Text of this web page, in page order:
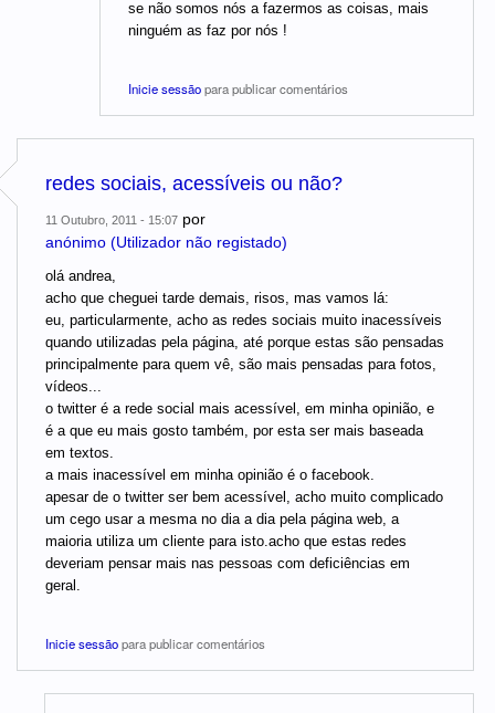
se não somos nós a fazermos as coisas, mais
ninguém as faz por nós !
Inicie sessãopara publicar comentários
redes sociais, acessíveis ou não?
11 Outubro, 2011 - 15:07 por
anónimo (Utilizador não registado)
olá andrea,
acho que cheguei tarde demais, risos, mas vamos lá:
eu, particularmente, acho as redes sociais muito inacessíveis
quando utilizadas pela página, até porque estas são pensadas
principalmente para quem vê, são mais pensadas para fotos,
vídeos...
o twitter é a rede social mais acessível, em minha opinião, e
é a que eu mais gosto também, por esta ser mais baseada
em textos.
a mais inacessível em minha opinião é o facebook.
apesar de o twitter ser bem acessível, acho muito complicado
um cego usar a mesma no dia a dia pela página web, a
maioria utiliza um cliente para isto.acho que estas redes
deveriam pensar mais nas pessoas com deficiências em
geral.
Inicie sessãopara publicar comentários